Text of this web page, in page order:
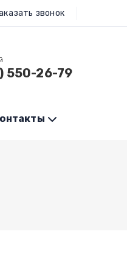
звонок
550-26-79